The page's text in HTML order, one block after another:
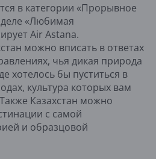
в категории «Прорывное
«Любимая
Air Astana.
можно вписать в ответах
чья дикая природа
хотелось бы пуститься в
культура которых вам
Казахстан можно
с самой
и образцовой